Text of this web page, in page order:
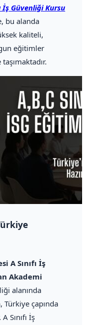
İş Güvenliği Kursu
bu alanda
kaliteli,
eğitimler
A Sınıfı İş
Akademi
alanında
çapında
Sınıfı İş